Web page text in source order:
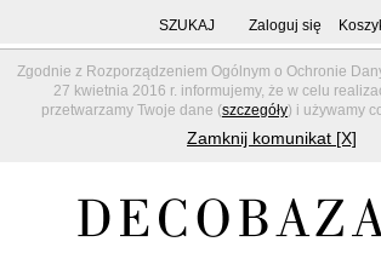
Zgodnie z Rozporządzeniem Ogólnym o Ochronie
27 kwietnia 2016 r. informujemy, że w celu
przetwarzamy Twoje dane (szczegóły) i używamy
Zamknij komunikat [X]
SZUKAJ Zaloguj się